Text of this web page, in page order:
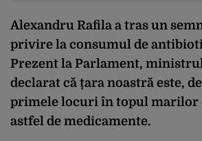
Alexandru Rafila a tras un
privire la consumul de
Prezent la Parlament,
declarat că țara noastră este,
primele locuri în topul marilor
astfel de medicamente.